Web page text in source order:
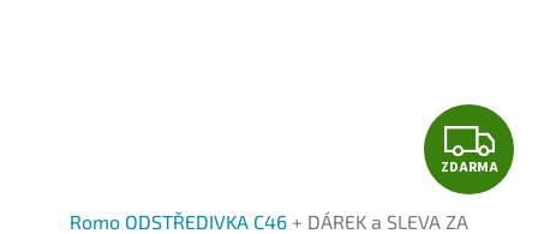
Z
D
ZDARMA
Romo ODSTŘEDIVKA C46 + DÁREK a SLEVA ZA